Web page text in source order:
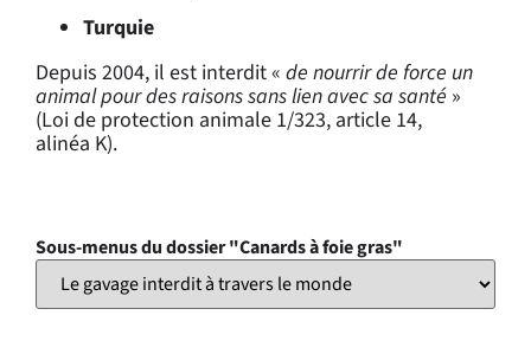
Turquie
Depuis 2004, il est interdit « de nourrir de force un
animal pour des raisons sans lien avec sa santé »
(Loi de protection animale 1/323, article 14,
alinéa K).
Sous-menus du dossier "Canards à foie gras"